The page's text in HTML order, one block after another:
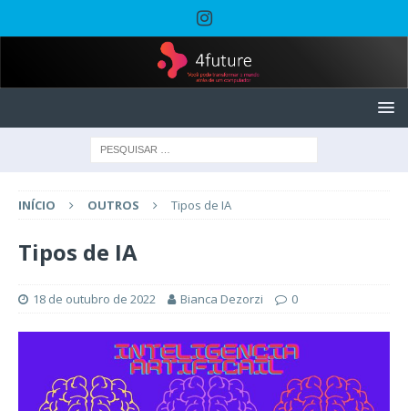
INÍCIO OUTROS Tipos de IA
Tipos de IA
18 de outubro de 2022 Bianca Dezorzi 0